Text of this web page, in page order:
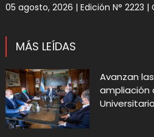
05 agosto, 2026 | Edición N° 2223
MÁS LEÍDAS
Avanzan
ampliación
Universitario